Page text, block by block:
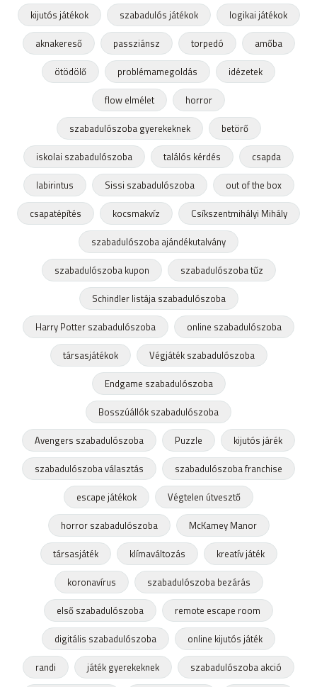
kijutós játékok
szabadulós játékok
logikai játékok
aknakereső
passziánsz torpedó
amőba
ötödölő
problémamegoldás
idézetek
flow elmélet
horror
szabadulószoba gyerekeknek
betörő
iskolai szabadulószoba
találós kérdés
csapda
labirintus
Sissi szabadulószoba
out of the box
csapatépítés
kocsmakvíz
Csíkszentmihályi Mihály
szabadulószoba ajándékutalvány
szabadulószoba kupon
szabadulószoba tűz
Schindler listája szabadulószoba
Harry Potter szabadulószoba
online szabadulószoba
társasjátékok
Végjáték szabadulószoba
Endgame szabadulószoba
Bosszúállók szabadulószoba
Avengers szabadulószoba
Puzzle
kijutós járék
szabadulószoba választás
szabadulószoba franchise
escape játékok
Végtelen útvesztő
horror szabadulószoba
McKamey Manor
társasjáték
klímaváltozás
kreatív játék
koronavírus
szabadulószoba bezárás
első szabadulószoba
remote escape room
digitális szabadulószoba
online kijutós játék
randi
játék gyerekeknek
szabadulószoba akció